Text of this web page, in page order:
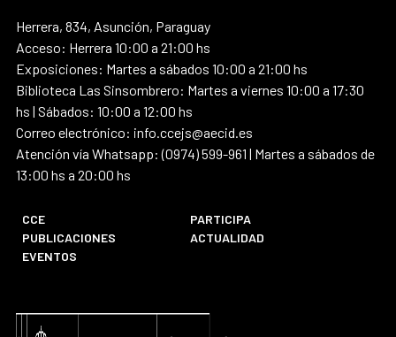
Herrera, 834, Asunción, Paraguay
Acceso: Herrera 10:00 a 21:00 hs
Exposiciones: Martes a sábados 10:00 a 21:00 hs
Biblioteca Las Sinsombrero: Martes a viernes 10:00 a 17:30
hs | Sábados: 10:00 a 12:00 hs
Correo electrónico: info.ccejs@aecid.es
Atención vía Whatsapp: (0974) 599-961 | Martes a sábados de
13:00 hs a 20:00 hs
CCE
PARTICIPA
PUBLICACIONES
ACTUALIDAD
EVENTOS